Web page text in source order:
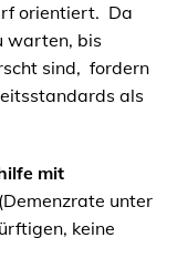
orientiert. Da
warten, bis
sind, fordern
als
mit
(Demenzrate unter
keine